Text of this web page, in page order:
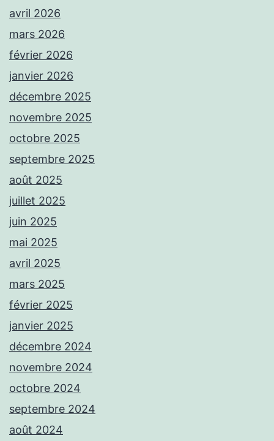
avril 2026
mars 2026
février 2026
janvier 2026
décembre 2025
novembre 2025
octobre 2025
septembre 2025
août 2025
juillet 2025
juin 2025
mai 2025
avril 2025
mars 2025
février 2025
janvier 2025
décembre 2024
novembre 2024
octobre 2024
septembre 2024
août 2024